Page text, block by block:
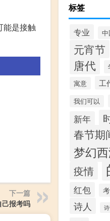
能是接触
下一篇
报考吗
标签
专业 中
元宵节
唐代
寓意 工
我们可以
新年
春节期
梦幻
疫情
红包
诗人